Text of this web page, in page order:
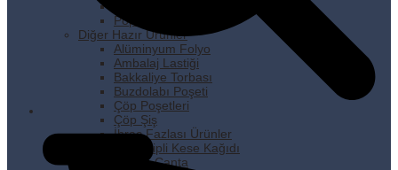
Popcorn Kese Kağıdı
Diğer Hazır Ürünler
Alüminyum Folyo
Ambalaj Lastiği
Bakkaliye Torbası
Buzdolabı Poşeti
Çöp Poşetleri
Çöp Şiş
İhraç Fazlası Ürünler
Kare Dipli Kese Kağıdı
Karton Çanta